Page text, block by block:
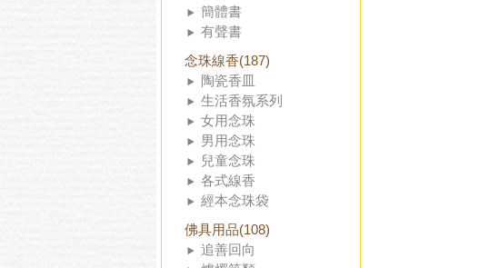
簡體書
有聲書
念珠線香(187)
陶瓷香皿
生活香氛系列
女用念珠
男用念珠
兒童念珠
各式線香
經本念珠袋
佛具用品(108)
追善回向